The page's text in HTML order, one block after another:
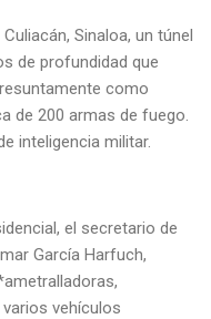
Sinaloa, un túnel
de profundidad que
como
de 200 armas de fuego.
inteligencia militar.
el secretario de
García Harfuch,
vehículos